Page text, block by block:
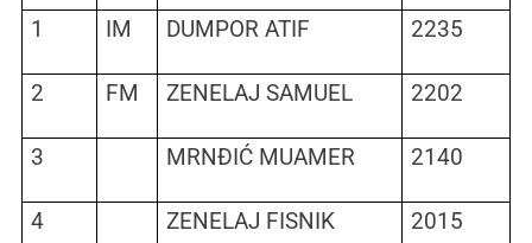
1 IM DUMPOR ATIF 2235
2 FM ZENELAJ SAMUEL 2202
3 MRNĐIĆ MUAMER 2140
4 ZENELAJ FISNIK 2015